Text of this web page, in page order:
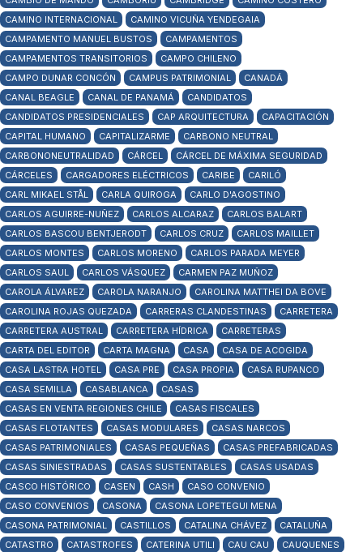
CAMINO INTERNACIONAL
CAMINO VICUÑA YENDEGAIA
CAMPAMENTO MANUEL BUSTOS
CAMPAMENTOS
CAMPAMENTOS TRANSITORIOS
CAMPO CHILENO
CAMPO DUNAR CONCÓN
CAMPUS PATRIMONIAL
CANADÁ
CANAL BEAGLE
CANAL DE PANAMÁ
CANDIDATOS
CANDIDATOS PRESIDENCIALES
CAP ARQUITECTURA
CAPACITACIÓN
CAPITAL HUMANO
CAPITALIZARME
CARBONO NEUTRAL
CARBONONEUTRALIDAD
CÁRCEL
CÁRCEL DE MÁXIMA SEGURIDAD
CÁRCELES
CARGADORES ELÉCTRICOS CARIBE
CARILÓ
CARL MIKAEL STÅL
CARLA QUIROGA
CARLO D'AGOSTINO
CARLOS AGUIRRE-NUÑEZ
CARLOS ALCARAZ
CARLOS BALART
CARLOS BASCOU BENTJERODT
CARLOS CRUZ
CARLOS MAILLET
CARLOS MONTES
CARLOS MORENO
CARLOS PARADA MEYER
CARLOS SAUL
CARLOS VÁSQUEZ
CARMEN PAZ MUÑOZ
CAROLA ÁLVAREZ
CAROLA NARANJO
CAROLINA MATTHEI DA BOVE
CAROLINA ROJAS QUEZADA
CARRERAS CLANDESTINAS
CARRETERA
CARRETERA AUSTRAL
CARRETERA HÍDRICA
CARRETERAS
CARTA DEL EDITOR
CARTA MAGNA CASA
CASA DE ACOGIDA
CASA LASTRA HOTEL
CASA PRE CASA PROPIA
CASA RUPANCO
CASA SEMILLA
CASABLANCA
CASAS
CASAS EN VENTA REGIONES CHILE
CASAS FISCALES
CASAS FLOTANTES
CASAS MODULARES
CASAS NARCOS
CASAS PATRIMONIALES
CASAS PEQUEÑAS
CASAS PREFABRICADAS
CASAS SINIESTRADAS
CASAS SUSTENTABLES
CASAS USADAS
CASCO HISTÓRICO
CASEN CASH
CASO CONVENIO
CASO CONVENIOS
CASONA
CASONA LOPETEGUI MENA
CASONA PATRIMONIAL
CASTILLOS CATALINA CHÁVEZ
CATALUÑA
CATASTRO
CATASTROFES CATERINA UTILI CAU CAU
CAUQUENES